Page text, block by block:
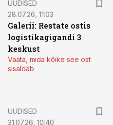
UUDISED
28.07.26, 11:03
Galerii: Restate ostis
logistikagigandi 3
keskust
Vaata, mida kõike see ost
sisaldab
UUDISED
31.07.26, 10:40